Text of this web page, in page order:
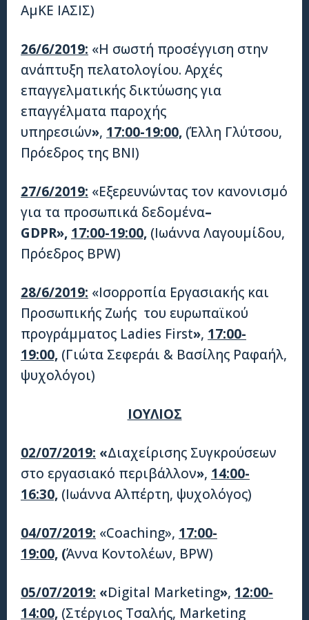
ΑμΚΕ ΙΑΣΙΣ)
26/6/2019: «Η σωστή προσέγγιση στην
ανάπτυξη πελατολογίου. Αρχές
επαγγελματικής δικτύωσης για
επαγγέλματα παροχής
υπηρεσιών», 17:00-19:00, (Έλλη Γλύτσου,
Πρόεδρος της BNI)
27/6/2019: «Εξερευνώντας τον κανονισμό
για τα προσωπικά δεδομένα–
GDPR», 17:00-19:00, (Ιωάννα Λαγουμίδου,
Πρόεδρος BPW)
28/6/2019: «Ισορροπία Εργασιακής και
Προσωπικής Ζωής του ευρωπαϊκού
προγράμματος Ladies First», 17:00-
19:00, (Γιώτα Σεφεράι & Βασίλης Ραφαήλ,
ψυχολόγοι)
ΙΟΥΛΙΟΣ
02/07/2019: «Διαχείρισης Συγκρούσεων
στο εργασιακό περιβάλλον», 14:00-
16:30, (Ιωάννα Αλπέρτη, ψυχολόγος)
04/07/2019: «Coaching», 17:00-
19:00, (Άννα Κοντολέων, ΒPW)
05/07/2019: «Digital Marketing», 12:00-
14:00, (Στέργιος Τσαλής, Marketing